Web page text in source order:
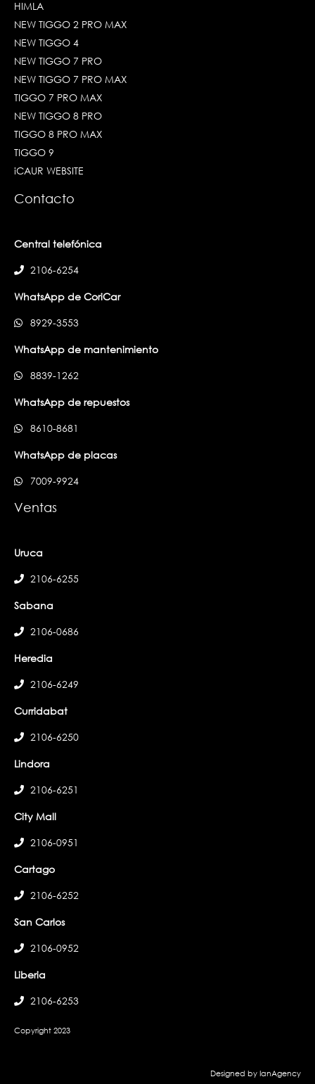
HIMLA
NEW TIGGO 2 PRO MAX
NEW TIGGO 4
NEW TIGGO 7 PRO
NEW TIGGO 7 PRO MAX
TIGGO 7 PRO MAX
NEW TIGGO 8 PRO
TIGGO 8 PRO MAX
TIGGO 9
iCAUR WEBSITE
Contacto
Central telefónica
2106-6254
WhatsApp de CoriCar
8929-3553
WhatsApp de mantenimiento
8839-1262
WhatsApp de repuestos
8610-8681
WhatsApp de placas
7009-9924
Ventas
Uruca
2106-6255
Sabana
2106-0686
Heredia
2106-6249
Curridabat
2106-6250
Lindora
2106-6251
City Mall
2106-0951
Cartago
2106-6252
San Carlos
2106-0952
Liberia
2106-6253
Copyright 2023
Designed by IanAgency